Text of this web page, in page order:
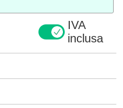
IVA
inclusa